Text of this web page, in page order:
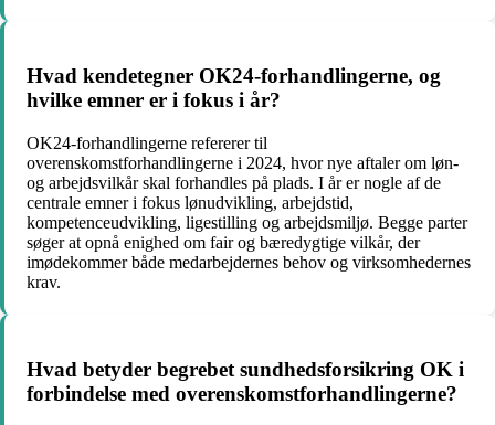
Hvad kendetegner OK24-forhandlingerne, og
hvilke emner er i fokus i år?
OK24-forhandlingerne refererer til
overenskomstforhandlingerne i 2024, hvor nye aftaler om løn-
og arbejdsvilkår skal forhandles på plads. I år er nogle af de
centrale emner i fokus lønudvikling, arbejdstid,
kompetenceudvikling, ligestilling og arbejdsmiljø. Begge parter
søger at opnå enighed om fair og bæredygtige vilkår, der
imødekommer både medarbejdernes behov og virksomhedernes
krav.
Hvad betyder begrebet sundhedsforsikring OK i
forbindelse med overenskomstforhandlingerne?